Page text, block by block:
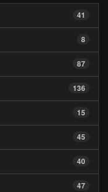
41
8
87
136
15
45
40
47